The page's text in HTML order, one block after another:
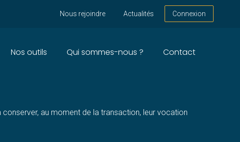
Nous rejoindre Actualités Connexion
Nos outils Qui sommes-nous ? Contact
au moment de la transaction, leur vocation